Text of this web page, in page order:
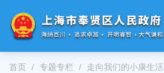
首页 专题专栏 走向我们的小康生活